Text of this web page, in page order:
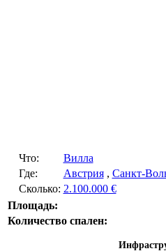
Что:
Вилла
Где:
Австрия, Санкт-
Сколько: 2.100.000 €
Площадь:
Количество спален: